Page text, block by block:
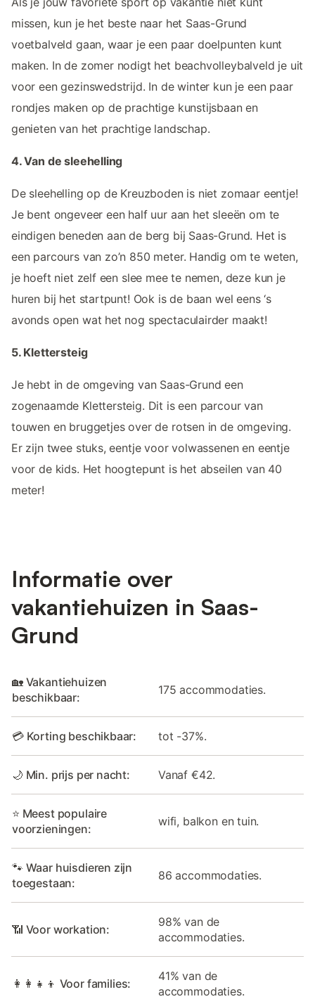
missen, kun je het beste naar het Saas-Grund
voetbalveld gaan, waar je een paar doelpunten kunt
maken. In de zomer nodigt het beachvolleybalveld je uit
voor een gezinswedstrijd. In de winter kun je een paar
rondjes maken op de prachtige kunstijsbaan en
genieten van het prachtige landschap.
4. Van de sleehelling
De sleehelling op de Kreuzboden is niet zomaar eentje!
Je bent ongeveer een half uur aan het sleeën om te
eindigen beneden aan de berg bij Saas-Grund. Het is
een parcours van zo’n 850 meter. Handig om te weten,
je hoeft niet zelf een slee mee te nemen, deze kun je
huren bij het startpunt! Ook is de baan wel eens ‘s
avonds open wat het nog spectaculairder maakt!
5. Klettersteig
Je hebt in de omgeving van Saas-Grund een
zogenaamde Klettersteig. Dit is een parcour van
touwen en bruggetjes over de rotsen in de omgeving.
Er zijn twee stuks, eentje voor volwassenen en eentje
voor de kids. Het hoogtepunt is het abseilen van 40
meter!
Informatie over
vakantiehuizen in Saas-
Grund
🏡 Vakantiehuizen
beschikbaar:
175 accommodaties.
💳 Korting beschikbaar: tot -37%.
🌙 Min. prijs per nacht: Vanaf €42.
⭐ Meest populaire
voorzieningen:
wifi, balkon en tuin.
🐾 Waar huisdieren zijn
toegestaan:
86 accommodaties.
📶 Voor workation:
98% van de
accommodaties.
👩‍👩‍👧‍👦 Voor families:
41% van de
accommodaties.